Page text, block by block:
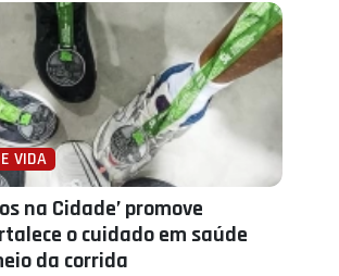
VIDA
na Cidade’ promove
o cuidado em saúde
da corrida